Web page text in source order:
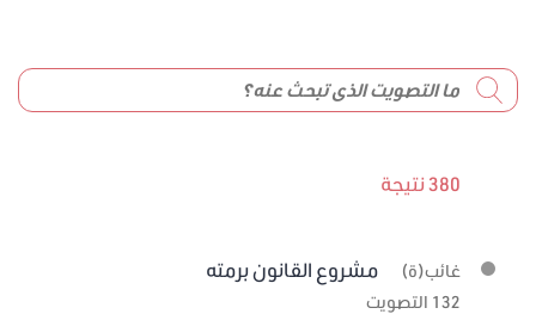
380 نتيجة
غائب(ة) مشروع القانون برمته
132 التصويت